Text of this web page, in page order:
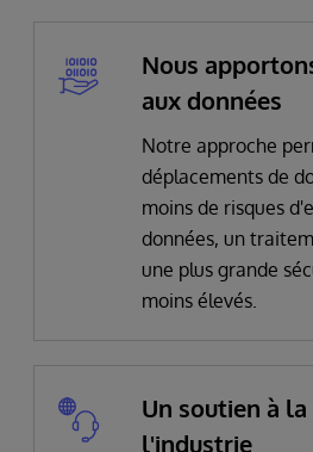
Nous
aux données
Notre approche
déplacements de
moins de risques
données, un
une plus grande
moins élevés.
Un soutien à
l'industrie